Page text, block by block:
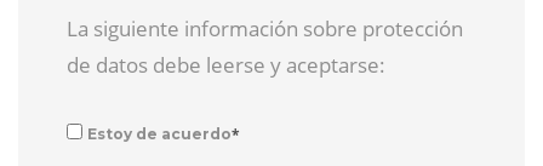
La siguiente información sobre protección
de datos debe leerse y aceptarse:
Estoy de acuerdo*